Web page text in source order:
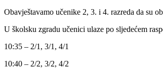
Obavještavamo učenike 2, 3. i 4. razreda da su
U školsku zgradu učenici ulaze po sljedećem
10:35 – 2/1, 3/1, 4/1
10:40 – 2/2, 3/2, 4/2